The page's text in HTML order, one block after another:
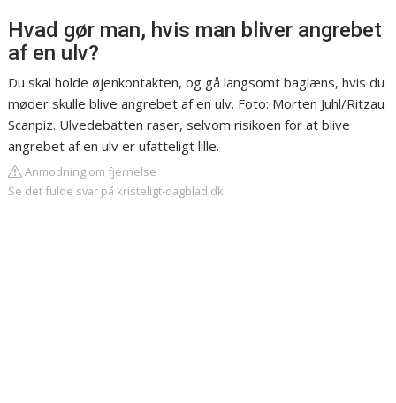
Hvad gør man, hvis man bliver angrebet
af en ulv?
Du skal holde øjenkontakten, og gå langsomt baglæns, hvis du
møder skulle blive angrebet af en ulv. Foto: Morten Juhl/Ritzau
Scanpiz. Ulvedebatten raser, selvom risikoen for at blive
angrebet af en ulv er ufatteligt lille.
Anmodning om fjernelse
Se det fulde svar på kristeligt-dagblad.dk